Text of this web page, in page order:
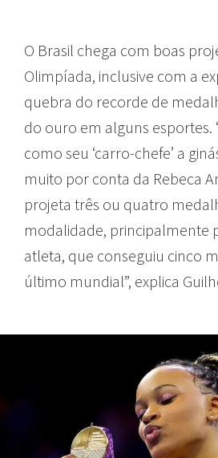
O Brasil chega com boas
Olimpíada, inclusive com a
quebra do recorde de
do ouro em alguns esportes.
como seu ‘carro-chefe’ a
muito por conta da Rebeca
projeta três ou quatro
modalidade, principalmente
atleta, que conseguiu cinco
último mundial”, explica